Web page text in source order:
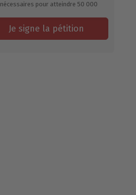
nécessaires pour atteindre 50 000
Je signe la pétition